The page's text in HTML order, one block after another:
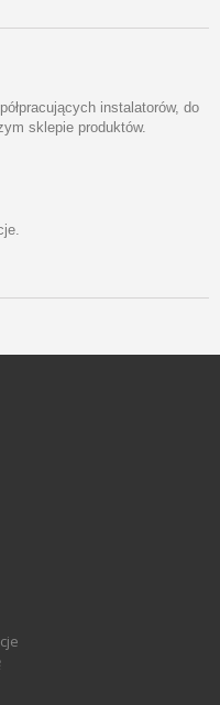
instalatorów, do
sklepie produktów.